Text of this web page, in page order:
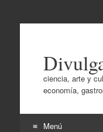
ciencia, arte y
economía,
Menú